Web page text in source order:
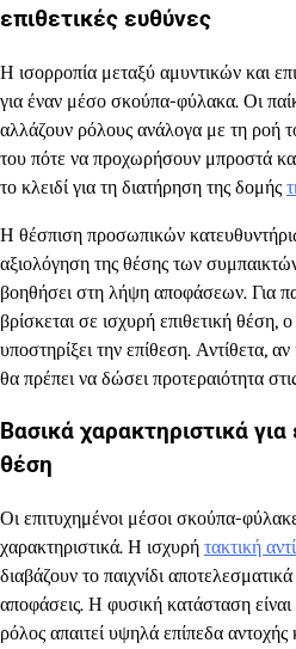
επιθετικές ευθύνες
Η ισορροπία μεταξύ αμυντικών και
για έναν μέσο σκούπα-φύλακα. Οι
αλλάζουν ρόλους ανάλογα με τη ροή
του πότε να προχωρήσουν μπροστά
το κλειδί για τη διατήρηση της δομής
Η θέσπιση προσωπικών
αξιολόγηση της θέσης των
βοηθήσει στη λήψη αποφάσεων. Για
βρίσκεται σε ισχυρή επιθετική θέση,
υποστηρίξει την επίθεση. Αντίθετα,
θα πρέπει να δώσει προτεραιότητα
Βασικά χαρακτηριστικά
θέση
Οι επιτυχημένοι μέσοι σκούπα-
χαρακτηριστικά. Η ισχυρή τακτική
διαβάζουν το παιχνίδι
αποφάσεις. Η φυσική κατάσταση
ρόλος απαιτεί υψηλά επίπεδα αντοχής